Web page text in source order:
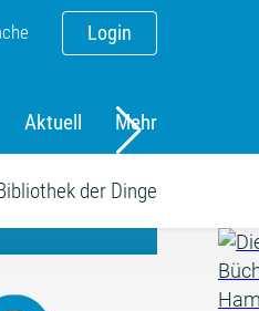
Login
Aktuell Mehr
der Dinge